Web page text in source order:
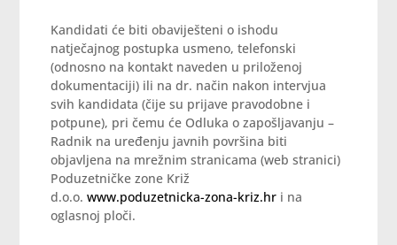
Kandidati će biti obaviješteni o ishodu
natječajnog postupka usmeno, telefonski
(odnosno na kontakt naveden u priloženoj
dokumentaciji) ili na dr. način nakon intervjua
svih kandidata (čije su prijave pravodobne i
potpune), pri čemu će Odluka o zapošljavanju –
Radnik na uređenju javnih površina biti
objavljena na mrežnim stranicama (web stranici)
Poduzetničke zone Križ
d.o.o.www.poduzetnicka-zona-kriz.hr i na
oglasnoj ploči.